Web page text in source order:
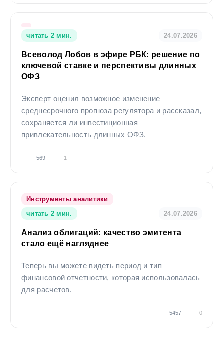
читать 2 мин. 24.07.2026
Всеволод Лобов в эфире РБК: решение по
ключевой ставке и перспективы длинных
ОФЗ
Эксперт оценил возможное изменение
среднесрочного прогноза регулятора и рассказал,
сохраняется ли инвестиционная
привлекательность длинных ОФЗ.
569 1
Инструменты аналитики
читать 2 мин.
24.07.2026
Анализ облигаций: качество эмитента
стало ещё нагляднее
Теперь вы можете видеть период и тип
финансовой отчетности, которая использовалась
для расчетов.
5457 0